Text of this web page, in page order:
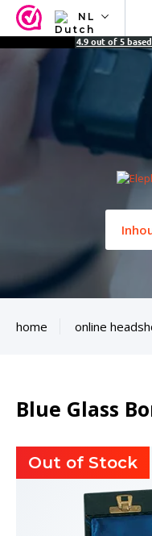
NL
NL
ES
4.9 out of 5
home online
Blue Glass
Out of Stock